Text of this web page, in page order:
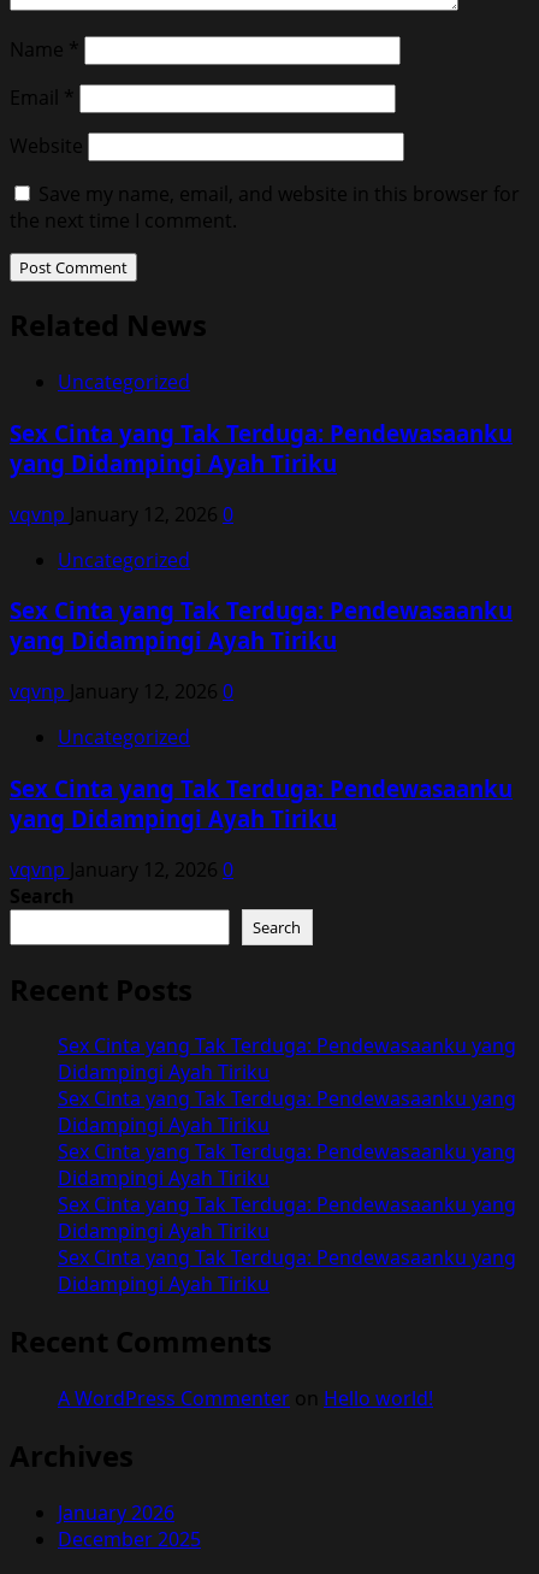
Name *
Email
*
Website
Save my name, email, and website in this browser for
the next time I comment.
Related News
Uncategorized
Sex Cinta yang Tak Terduga: Pendewasaanku
yang Didampingi Ayah Tiriku
vqvnp January 12, 2026 0
Uncategorized
Sex Cinta yang Tak Terduga: Pendewasaanku
yang Didampingi Ayah Tiriku
vqvnp January 12, 2026 0
Uncategorized
Sex Cinta yang Tak Terduga: Pendewasaanku
yang Didampingi Ayah Tiriku
vqvnp January 12, 2026 0
Search
Search
Recent Posts
Sex Cinta yang Tak Terduga: Pendewasaanku yang
Didampingi Ayah Tiriku
Sex Cinta yang Tak Terduga: Pendewasaanku yang
Didampingi Ayah Tiriku
Sex Cinta yang Tak Terduga: Pendewasaanku yang
Didampingi Ayah Tiriku
Sex Cinta yang Tak Terduga: Pendewasaanku yang
Didampingi Ayah Tiriku
Sex Cinta yang Tak Terduga: Pendewasaanku yang
Didampingi Ayah Tiriku
Recent Comments
A WordPress Commenter on Hello world!
Archives
January 2026
December 2025